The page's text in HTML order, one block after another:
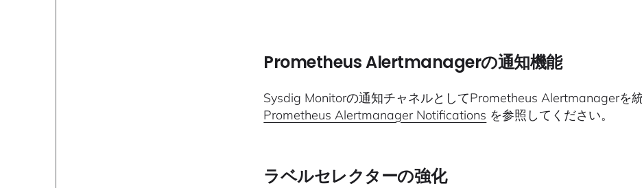
Prometheus Alertmanagerの通知機能
Sysdig Monitorの通知チャネルとしてPrometheus Alertmanagerを
Prometheus Alertmanager Notifications を参照してください。
ラベルセレクターの強化